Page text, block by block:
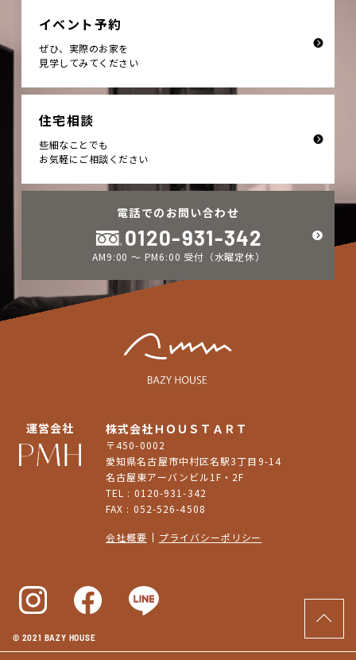
イベント予約
ぜひ、実際のお家を
見学してみてください
住宅相談
些細なことでも
お気軽にご相談ください
電話でのお問い合わせ
0120-931-342
AM9:00 ～ PM6:00 受付（水曜定休）
運営会社 株式会社ＨＯＵＳＴＡＲＴ
〒450-0002
愛知県名古屋市中村区名駅3丁目9-14
名古屋東アーバンビル1F・2F
TEL : 0120-931-342
FAX : 052-526-4508
会社概要 プライバシーポリシー
© 2021 BAZY HOUSE